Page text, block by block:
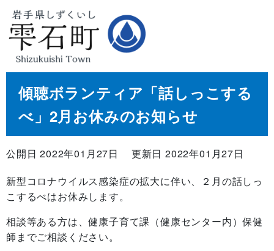
傾聴ボランティア「話しっこする
べ」2月お休みのお知らせ
公開日 2022年01月27日
更新日 2022年01月27日
新型コロナウイルス感染症の拡大に伴い、２月の話しっ
こするべはお休みします。
相談等ある方は、健康子育て課（健康センター内）保健
師までご相談ください。